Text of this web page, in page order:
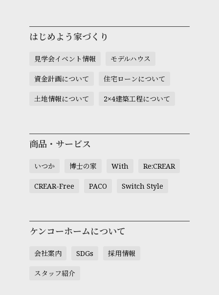
はじめよう家づくり
見学会イベント情報 モデルハウス
資金計画について 住宅ローンについて
土地情報について 2×4建築工程について
商品・サービス
いつか 博士の家 With Re:CREAR
CREAR-Free PACO Switch Style
ケンコーホームについて
会社案内 SDGs 採用情報
スタッフ紹介